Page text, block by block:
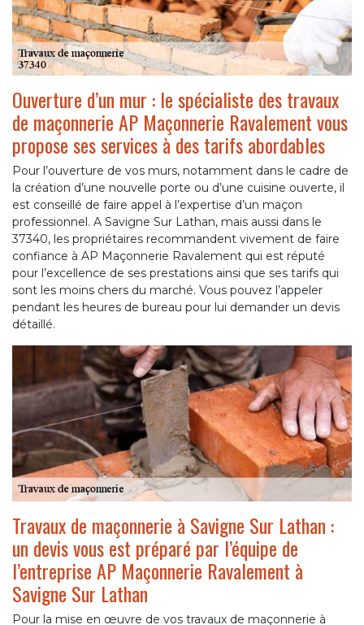
Ouverture d’un mur : le spécialiste des travaux
de maçonnerie AP Maçonnerie Ravalement vous
propose ses services à des tarifs abordables
Pour l’ouverture de vos murs, notamment dans le cadre de
la création d’une nouvelle porte ou d’une cuisine ouverte, il
est conseillé de faire appel à l’expertise d’un maçon
professionnel. A Savigne Sur Lathan, mais aussi dans le
37340, les propriétaires recommandent vivement de faire
confiance à AP Maçonnerie Ravalement qui est réputé
pour l’excellence de ses prestations ainsi que ses tarifs qui
sont les moins chers du marché. Vous pouvez l’appeler
pendant les heures de bureau pour lui demander un devis
détaillé.
Travaux de maçonnerie à Savigne Sur Lathan :
un devis vous est préparé par l’équipe de
l’entreprise AP Maçonnerie Ravalement à
Savigne Sur Lathan
Pour la mise en œuvre de vos travaux de maçonnerie à